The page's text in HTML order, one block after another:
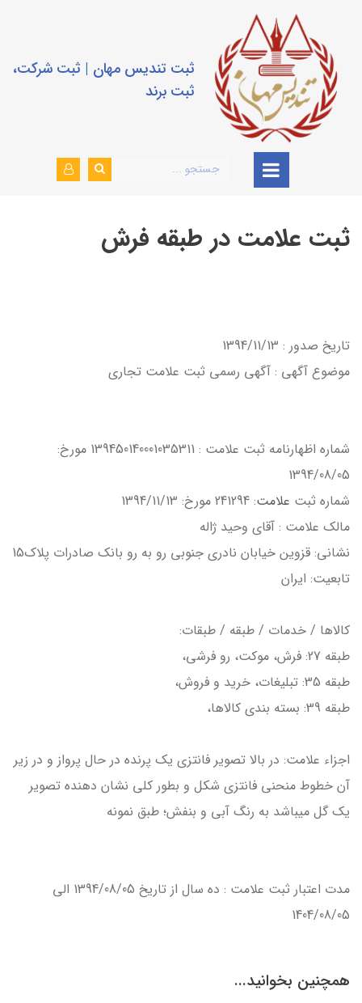
ثبت تندیس مهان | ثبت شرکت،
ثبت برند
ثبت علامت در طبقه فرش
تاريخ صدور : 1394/11/13
موضوع آگهی : آگهي رسمي ثبت علامت تجاري
شماره اظهارنامه ثبت علامت : 139450140001035311 مورخ:
1394/08/05
شماره ثبت علامت: 241294 مورخ: 1394/11/13
مالك علامت : آقاي وحيد ژاله
نشاني: قزوين خيابان نادري جنوبي رو به رو بانك صادرات پلاك15
تابعيت: ايران
كالاها / خدمات / طبقه / طبقات:
طبقه 27: فرش، موكت، رو فرشي،
طبقه 35: تبليغات، خريد و فروش،
طبقه 39: بسته بندي كالاها،
اجزاء علامت: در بالا تصوير فانتزي يك پرنده در حال پرواز و در زير
آن خطوط منحني فانتزي شكل و بطور كلي نشان دهنده تصوير
يك گل ميباشد به رنگ آبي و بنفش؛ طبق نمونه
مدت اعتبار ثبت علامت : ده سال از تاريخ 1394/08/05 الي
1404/08/05
همچنین بخوانید...